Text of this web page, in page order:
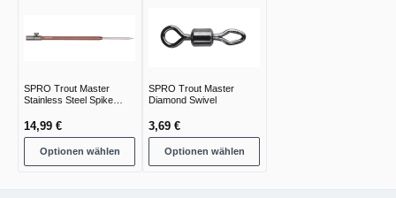
SPRO Trout Master
Stainless Steel Spike
14,99 €
Optionen wählen
SPRO Trout Master
Diamond Swivel
3,69 €
Optionen wählen